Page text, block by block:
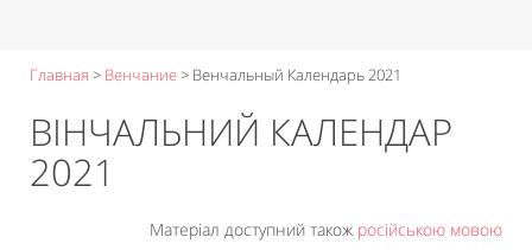
Главная > Венчание> Венчальный Календарь 2021
ВІНЧАЛЬНИЙ КАЛЕНДАР
2021
Матеріал доступний також російською мовою